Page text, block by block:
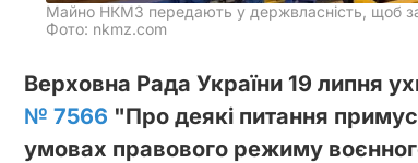
Майно НКМЗ передають у держвласність, щоб
Фото: nkmz.com
Верховна Рада України 19 липня
№ 7566 "Про деякі питання
умовах правового режиму